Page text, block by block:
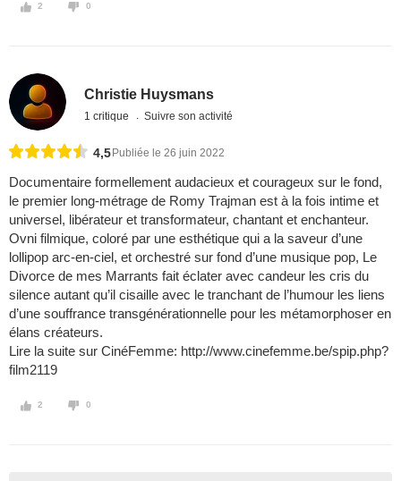
2 0
Christie Huysmans
1 critique Suivre son activité
4,5 Publiée le 26 juin 2022
Documentaire formellement audacieux et courageux sur le fond,
le premier long-métrage de Romy Trajman est à la fois intime et
universel, libérateur et transformateur, chantant et enchanteur.
Ovni filmique, coloré par une esthétique qui a la saveur d’une
lollipop arc-en-ciel, et orchestré sur fond d’une musique pop, Le
Divorce de mes Marrants fait éclater avec candeur les cris du
silence autant qu’il cisaille avec le tranchant de l’humour les liens
d’une souffrance transgénérationnelle pour les métamorphoser en
élans créateurs.
Lire la suite sur CinéFemme: http://www.cinefemme.be/spip.php?
film2119
2 0